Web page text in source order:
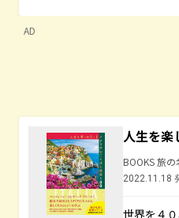
AD
人生を楽
BOOKS 旅
2022.11.18
世界を４